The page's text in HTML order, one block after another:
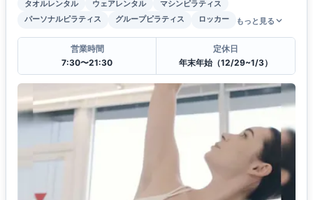
タオルレンタル ウェアレンタル
マシンピラティス
パーソナルピラティス
グループピラティス ロッカー もっと見る
営業時間
7:30〜21:30
定休日
年末年始（12/29~1/3）